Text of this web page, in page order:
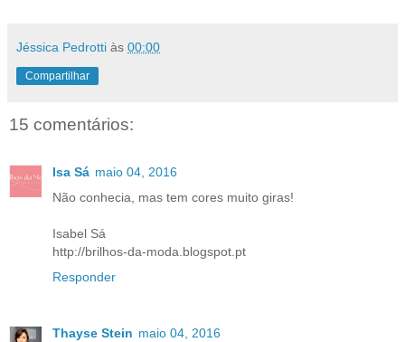
Jéssica Pedrotti às 00:00
Compartilhar
15 comentários:
Isa Sá maio 04, 2016
Não conhecia, mas tem cores muito giras!
Isabel Sá
http://brilhos-da-moda.blogspot.pt
Responder
Thayse Stein maio 04, 2016